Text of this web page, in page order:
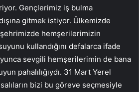
Gençlerimiz iş bulma
gitmek istiyor. Ülkemizde
hemşerilerimizin
kullandığını defalarca ifade
sevgili hemşerilerimin de bana
pahalılığıydı. 31 Mart Yerel
bizi bu göreve seçmesiyle